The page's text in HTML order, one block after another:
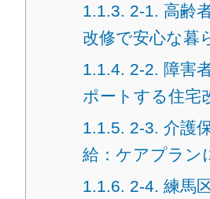
1.1.3.
2-1. 高齢
改修で安心な暮
1.1.4.
2-2. 障害
ポートする住宅
1.1.5.
2-3. 介護
給：ケアプラン
1.1.6.
2-4. 練馬